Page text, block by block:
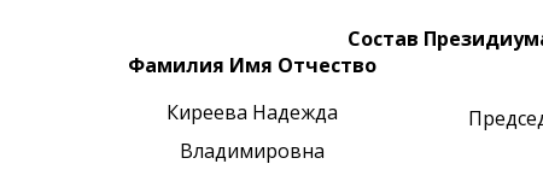
Состав
Фамилия Имя Отчество
Киреева Надежда
Владимировна